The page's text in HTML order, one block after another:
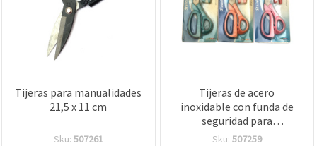
Tijeras para manualidades
21,5 x 11 cm
Sku: 507261
Tijeras de acero
inoxidable con funda de
seguridad para
manualidades, 23 x 7 cm,
Sku: 507259